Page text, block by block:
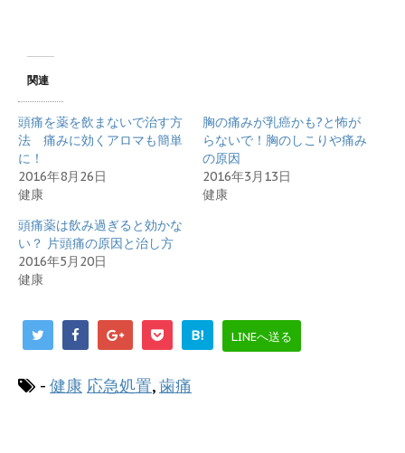
関連
頭痛を薬を飲まないで治す方
法 痛みに効くアロマも簡単
に！
2016年8月26日
健康
胸の痛みが乳癌かも?と怖が
らないで！胸のしこりや痛み
の原因
2016年3月13日
健康
頭痛薬は飲み過ぎると効かな
い？ 片頭痛の原因と治し方
2016年5月20日
健康
B! LINEへ送る
- 健康 応急処置,歯痛